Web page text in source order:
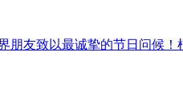
友致以最诚挚的节日问候